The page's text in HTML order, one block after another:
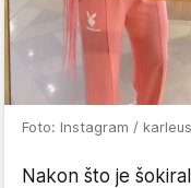
Foto: Instagram /
Nakon što je